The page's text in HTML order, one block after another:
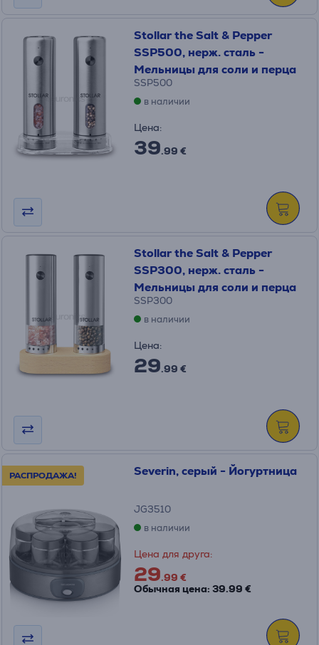
Stollar the Salt & Pepper
SSP500, нерж. сталь -
Мельницы для соли и перца
SSP500
в наличии
Цена:
39.99 €
Stollar the Salt & Pepper
SSP300, нерж. сталь -
Мельницы для соли и перца
SSP300
в наличии
Цена:
29.99 €
РАСПРОДАЖА! Severin, серый - Йогуртница
JG3510
в наличии
Цена для друга:
29.99 €
Обычная цена: 39.99 €